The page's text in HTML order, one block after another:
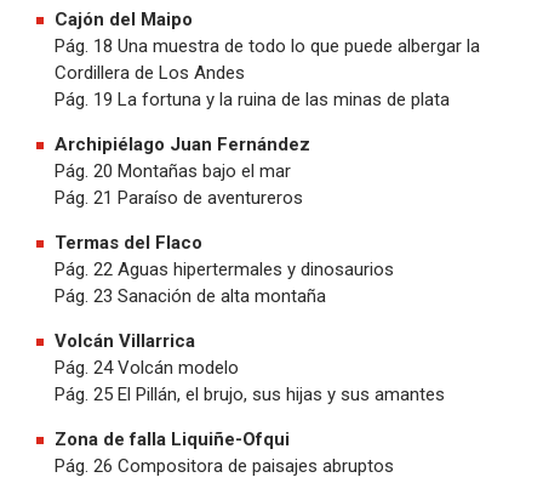
Cajón del Maipo
Pág. 18 Una muestra de todo lo que puede albergar la
Cordillera de Los Andes
Pág. 19 La fortuna y la ruina de las minas de plata
Archipiélago Juan Fernández
Pág. 20 Montañas bajo el mar
Pág. 21 Paraíso de aventureros
Termas del Flaco
Pág. 22 Aguas hipertermales y dinosaurios
Pág. 23 Sanación de alta montaña
Volcán Villarrica
Pág. 24 Volcán modelo
Pág. 25 El Pillán, el brujo, sus hijas y sus amantes
Zona de falla Liquiñe-Ofqui
Pág. 26 Compositora de paisajes abruptos